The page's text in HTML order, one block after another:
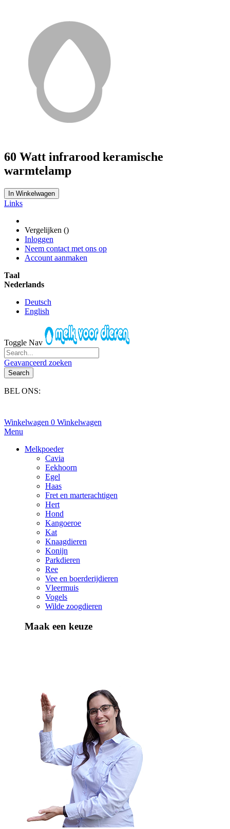
60 Watt infrarood keramische
warmtelamp
In Winkelwagen
Links
Vergelijken ()
Inloggen
Neem contact met ons op
Account aanmaken
Taal
Nederlands
Deutsch
English
Toggle Nav
Geavanceerd zoeken
Search
BEL ONS:
Winkelwagen 0 Winkelwagen
Menu
Melkpoeder
Cavia
Eekhoorn
Egel
Haas
Fret en marterachtigen
Hert
Hond
Kangoeroe
Kat
Knaagdieren
Konijn
Parkdieren
Ree
Vee en boerderijdieren
Vleermuis
Vogels
Wilde zoogdieren
Maak een keuze